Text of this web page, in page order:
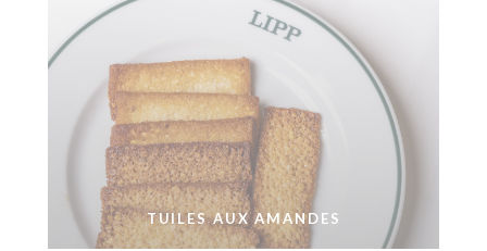
TUILES AUX AMANDES